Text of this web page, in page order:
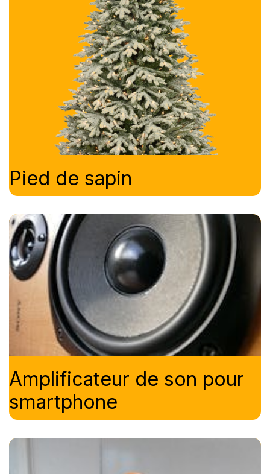
Pied de sapin
Amplificateur de son pour
smartphone